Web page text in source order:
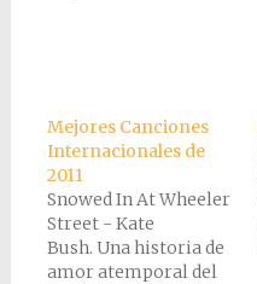
Mejores Canciones
Internacionales de
2011
Snowed In At Wheeler
Street - Kate
Bush. Una historia de
amor atemporal del